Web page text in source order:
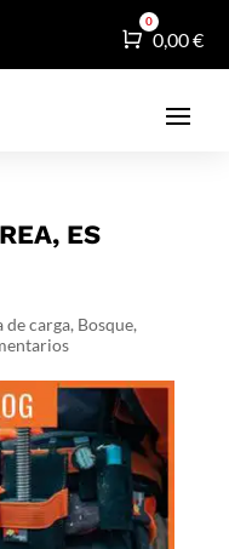
Carro
0
0,00€
ES
de carga, Bosque,